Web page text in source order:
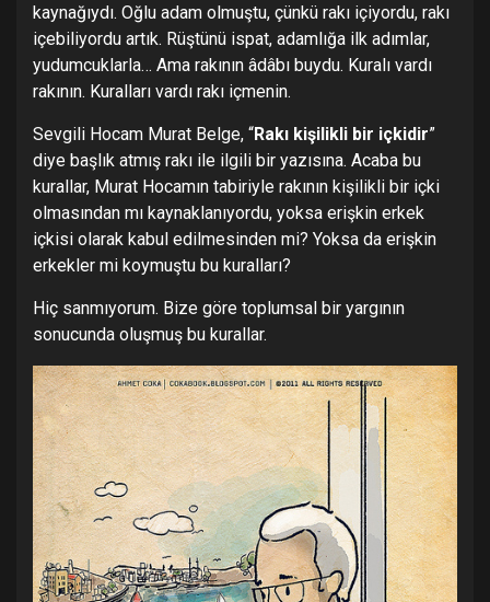
kaynağıydı. Oğlu adam olmuştu, çünkü rakı içiyordu, rakı
içebiliyordu artık. Rüştünü ispat, adamlığa ilk adımlar,
yudumcuklarla… Ama rakının âdâbı buydu. Kuralı vardı
rakının. Kuralları vardı rakı içmenin.
Sevgili Hocam Murat Belge, “Rakı kişilikli bir içkidir”
diye başlık atmış rakı ile ilgili bir yazısına. Acaba bu
kurallar, Murat Hocamın tabiriyle rakının kişilikli bir içki
olmasından mı kaynaklanıyordu, yoksa erişkin erkek
içkisi olarak kabul edilmesinden mi? Yoksa da erişkin
erkekler mi koymuştu bu kuralları?
Hiç sanmıyorum. Bize göre toplumsal bir yargının
sonucunda oluşmuş bu kurallar.